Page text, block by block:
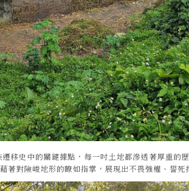
移史中的關鍵據點，每一吋土地都滲透著厚重的
對險峻地形的瞭如指掌，展現出不畏強權、誓死